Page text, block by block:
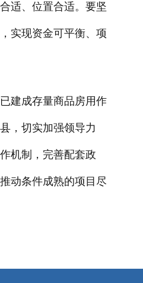
适、位置合适。要坚
实现资金可平衡、项
建成存量商品房用作
，切实加强领导力
机制，完善配套政
动条件成熟的项目尽